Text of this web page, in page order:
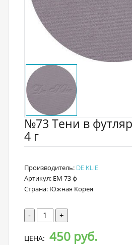
№73 Тени в
4 г
Производитель: DE KLIE
Артикул: EM 73 ф
Страна: Южная Корея
- +
ЦЕНА: 450 руб.